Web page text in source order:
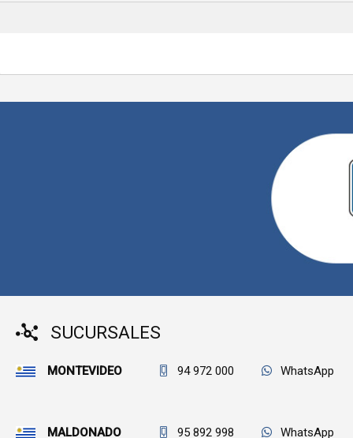
SUCURSALES
MONTEVIDEO 94 972 000 WhatsApp
MALDONADO 95 892 998 WhatsApp